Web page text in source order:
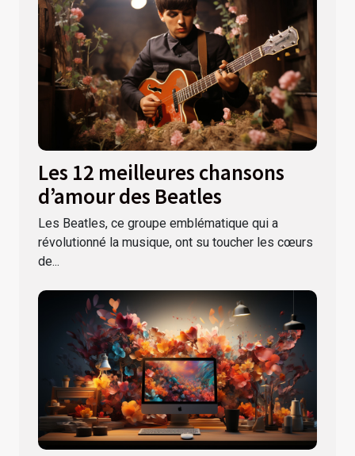
Les 12 meilleures chansons
d’amour des Beatles
Les Beatles, ce groupe emblématique qui a
révolutionné la musique, ont su toucher les cœurs
de...